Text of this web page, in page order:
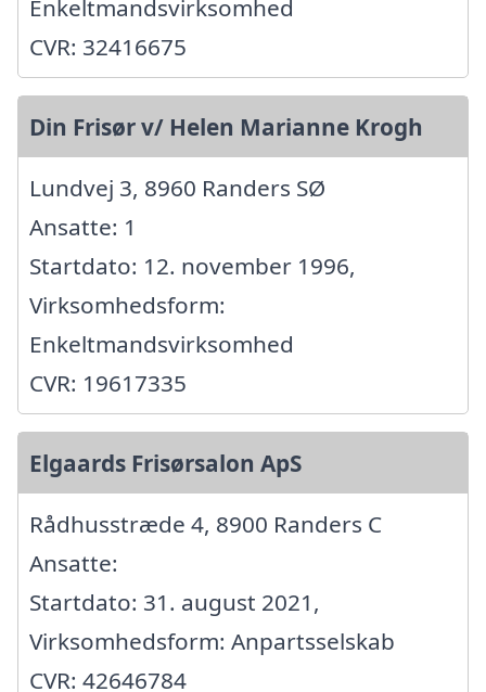
Enkeltmandsvirksomhed
CVR: 32416675
Din Frisør v/ Helen Marianne Krogh
Lundvej 3, 8960 Randers SØ
Ansatte: 1
Startdato: 12. november 1996,
Virksomhedsform:
Enkeltmandsvirksomhed
CVR: 19617335
Elgaards Frisørsalon ApS
Rådhusstræde 4, 8900 Randers C
Ansatte:
Startdato: 31. august 2021,
Virksomhedsform: Anpartsselskab
CVR: 42646784